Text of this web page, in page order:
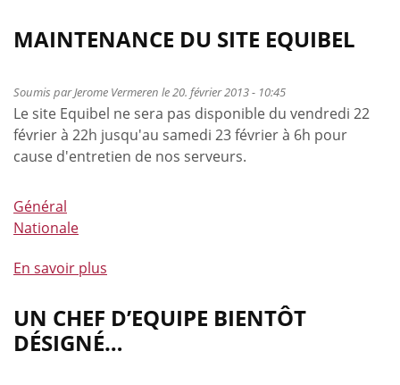
de
La
des
20,
21
et
annulée
MAINTENANCE DU SITE EQUIBEL
Soumis parJerome Vermeren le 20. février 2013 - 10:45
Le site Equibel ne sera pas disponible du vendredi 22
février à 22h jusqu'au samedi 23 février à 6h pour
cause d'entretien de nos serveurs.
Général
Nationale
En savoir plus
de
Maintenance
du
UN CHEF D’EQUIPE BIENTÔT
DÉSIGNÉ…